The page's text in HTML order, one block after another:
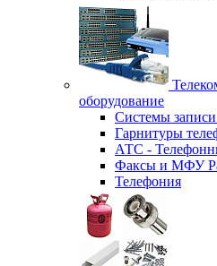
оборудование
Системы
Гарнитуры
АТС -
Факсы и МФУ
Телефония